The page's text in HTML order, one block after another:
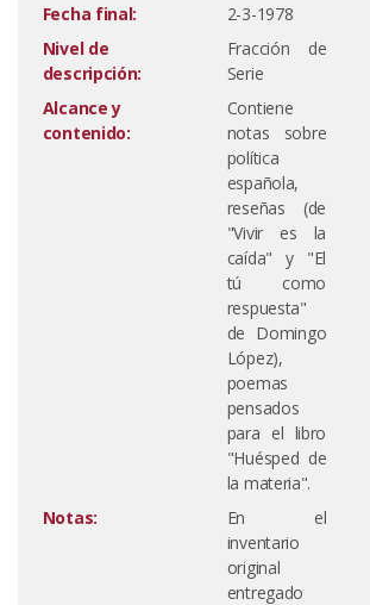
Fecha final:
2-3-1978
Nivel de
descripción:
Fracción de
Serie
Alcance y
contenido:
Contiene
notas sobre
política
española,
reseñas (de
"Vivir es la
caída" y "El
tú como
respuesta"
de Domingo
López),
poemas
pensados
para el libro
"Huésped de
la materia".
Notas:
En el
inventario
original
entregado